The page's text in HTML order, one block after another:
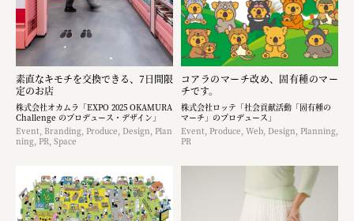
素直なキモチを交換できる、7日間限
定のお店
株式会社オカムラ「EXPO 2025 OKAMURA
Challenge のプロデュース・デザイン」
Event, Branding, Produce, Design, Plan
ning, PR, Space
コアラのマーチ改め、固有種のマー
チです。
株式会社ロッテ「社会貢献活動「固有種の
マーチ」のプロデュース」
Event, Produce, Web, Design, Planning,
PR